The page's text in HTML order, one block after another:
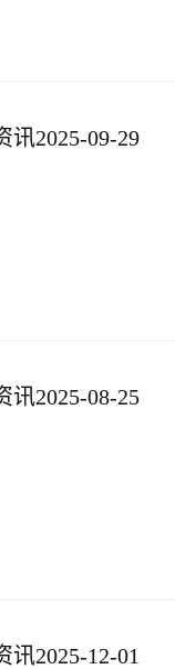
讯2025-09-29
讯2025-08-25
讯2025-12-01